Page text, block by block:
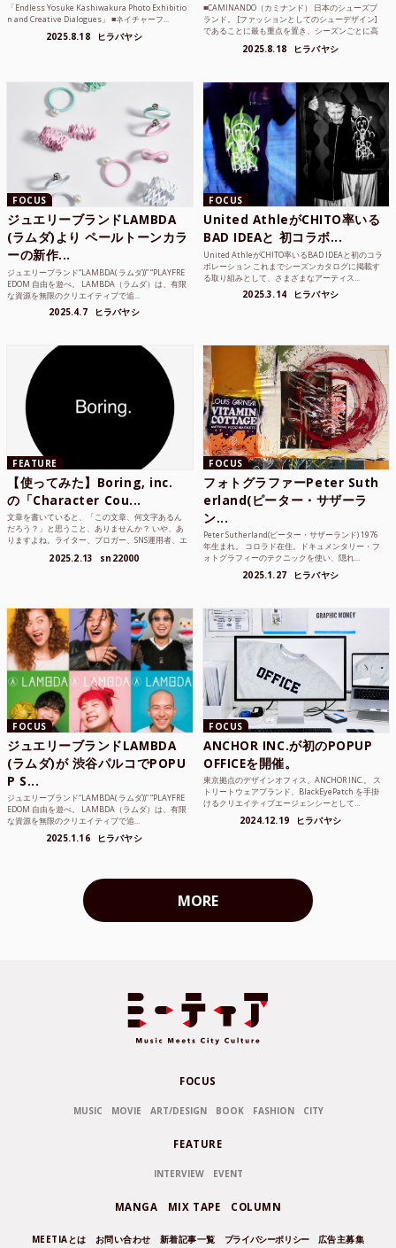
「Endless Yosuke Kashiwakura Photo Exhibitio
n and Creative Dialogues」 ■ネイチャーフ...
2025.8.18 ヒラバヤシ
■CAMINANDO（カミナンド） 日本のシューズブ
ランド。 [ファッションとしてのシューデザイン]
であることに最も重点を置き、シーズンごとに高
2025.8.18 ヒラバヤシ
FOCUS
ジュエリーブランドLAMBDA
(ラムダ)より ペールトーンカラ
ーの新作...
ジュエリーブランド“LAMBDA( ラムダ))” “PLAYFRE
EDOM 自由を遊べ。 LAMBDA（ラムダ）は、有限
な資源を無限のクリエイティブで追...
2025.4.7 ヒラバヤシ
FOCUS
United AthleがCHITO率いる
BAD IDEAと 初コラボ...
United AthleがCHITO率いるBAD IDEAと初のコラ
ボレーション これまでシーズンカタログに掲載す
る取り組みとして、さまざまなアーティス...
2025.3.14 ヒラバヤシ
FEATURE
【使ってみた】Boring, inc.
の「Character Cou...
文章を書いていると、「この文章、何文字あるん
だろう？」と思うこと、ありませんか？ いや、あ
りますよね。ライター、ブロガー、SNS運用者、エ
2025.2.13 sn22000
FOCUS
フォトグラファーPeter Suth
erland(ピーター・サザーラ
ン...
Peter Sutherland(ピーター・サザーランド) 1976
年生まれ。 コロラド在住。ドキュメンタリー・フ
ォトグラフィーのテクニックを使い、隠れ...
2025.1.27 ヒラバヤシ
FOCUS
ジュエリーブランドLAMBDA
(ラムダ)が 渋谷パルコでPOPU
P S...
ジュエリーブランド“LAMBDA( ラムダ))” “PLAYFRE
EDOM 自由を遊べ。 LAMBDA（ラムダ）は、有限
な資源を無限のクリエイティブで追...
2025.1.16 ヒラバヤシ
FOCUS
ANCHOR INC.が初のPOPUP
OFFICEを開催。
東京拠点のデザインオフィス、ANCHOR INC.。 ス
トリートウェアブランド、BlackEyePatch を手掛
けるクリエイティブエージェンシーとして...
2024.12.19 ヒラバヤシ
MORE
FOCUS
MUSIC MOVIE ART/DESIGN BOOK FASHION CITY
FEATURE
INTERVIEW EVENT
MANGA MIX TAPE COLUMN
MEETIAとは お問い合わせ 新着記事一覧 プライバシーポリシー 広告主募集